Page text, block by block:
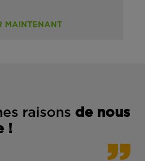
MAINTENANT
raisons de nous
!